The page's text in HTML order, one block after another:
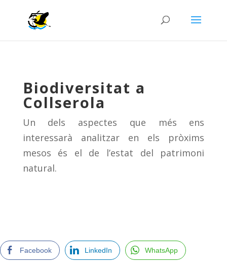
Biodiversitat a
Collserola
Un dels aspectes que més ens
interessarà analitzar en els pròxims
mesos és el de l’estat del patrimoni
natural.
Facebook LinkedIn WhatsApp